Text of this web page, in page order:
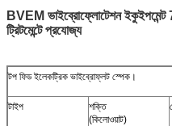
BVEM ভাইব্রোফ্লোটেশন
ট্রিটমেন্টে প্রযোজ্য
টপ ফিড ইলেকট্রিক ভাইব্রোফ্লট স্পেক।
টাইপ
শক্তি
(কিলোওয়াট)